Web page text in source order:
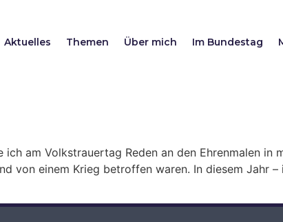
Aktuelles Themen Über mich Im Bundestag
am Volkstrauertag Reden an den Ehrenmalen in
von einem Krieg betroffen waren. In diesem Jahr